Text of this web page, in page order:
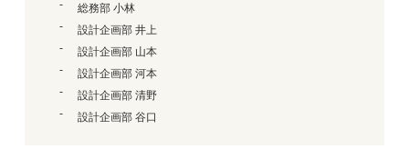
総務部 小林
設計企画部 井上
設計企画部 山本
設計企画部 河本
設計企画部 清野
設計企画部 谷口